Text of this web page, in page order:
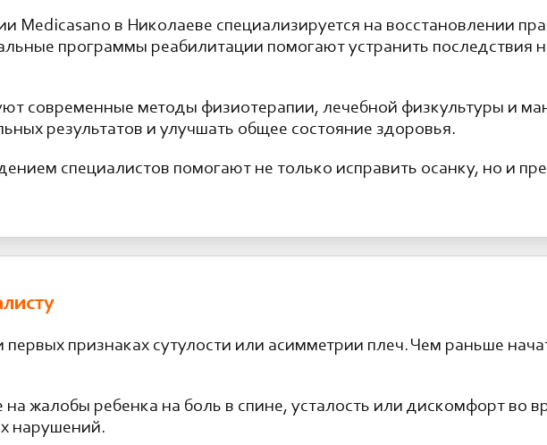
Medicasano в Николаеве специализируется на восстановлении
программы реабилитации помогают устранить последствия
современные методы физиотерапии, лечебной физкультуры и
результатов и улучшать общее состояние здоровья.
специалистов помогают не только исправить осанку, но и
первых признаках сутулости или асимметрии плеч. Чем раньше
на жалобы ребенка на боль в спине, усталость или дискомфорт во
нарушений.